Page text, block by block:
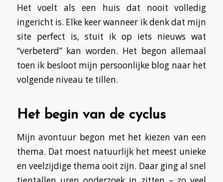
Het voelt als een huis dat nooit volledig
ingericht is. Elke keer wanneer ik denk dat mijn
site perfect is, stuit ik op iets nieuws wat
“verbeterd” kan worden. Het begon allemaal
toen ik besloot mijn persoonlijke blog naar het
volgende niveau te tillen.
Het begin van de cyclus
Mijn avontuur begon met het kiezen van een
thema. Dat moest natuurlijk het meest unieke
en veelzijdige thema ooit zijn. Daar ging al snel